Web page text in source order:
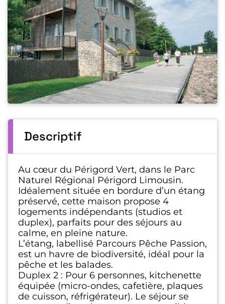
Descriptif
Au cœur du Périgord Vert, dans le Parc
Naturel Régional Périgord Limousin.
Idéalement située en bordure d’un étang
préservé, cette maison propose 4
logements indépendants (studios et
duplex), parfaits pour des séjours au
calme, en pleine nature.
L’étang, labellisé Parcours Pêche Passion,
est un havre de biodiversité, idéal pour la
pêche et les balades.
Duplex 2 : Pour 6 personnes, kitchenette
équipée (micro-ondes, cafetière, plaques
de cuisson, réfrigérateur). Le séjour se